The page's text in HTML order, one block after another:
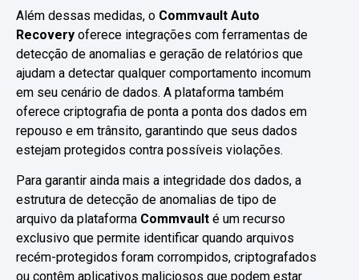
Além dessas medidas, o Commvault Auto
Recovery oferece integrações com ferramentas de
detecção de anomalias e geração de relatórios que
ajudam a detectar qualquer comportamento incomum
em seu cenário de dados. A plataforma também
oferece criptografia de ponta a ponta dos dados em
repouso e em trânsito, garantindo que seus dados
estejam protegidos contra possíveis violações.
Para garantir ainda mais a integridade dos dados, a
estrutura de detecção de anomalias de tipo de
arquivo da plataforma Commvault é um recurso
exclusivo que permite identificar quando arquivos
recém-protegidos foram corrompidos, criptografados
ou contêm aplicativos maliciosos que podem estar